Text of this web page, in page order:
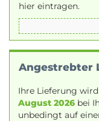
hier eintragen.
Angestrebter
Ihre Lieferung
August 2026 bei
unbedingt auf